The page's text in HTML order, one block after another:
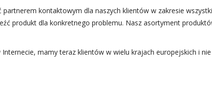
kontaktowym dla naszych klientów w zakresie
produkt dla konkretnego problemu. Nasz asortyment
Internecie, mamy teraz klientów w wielu krajach europejskich i